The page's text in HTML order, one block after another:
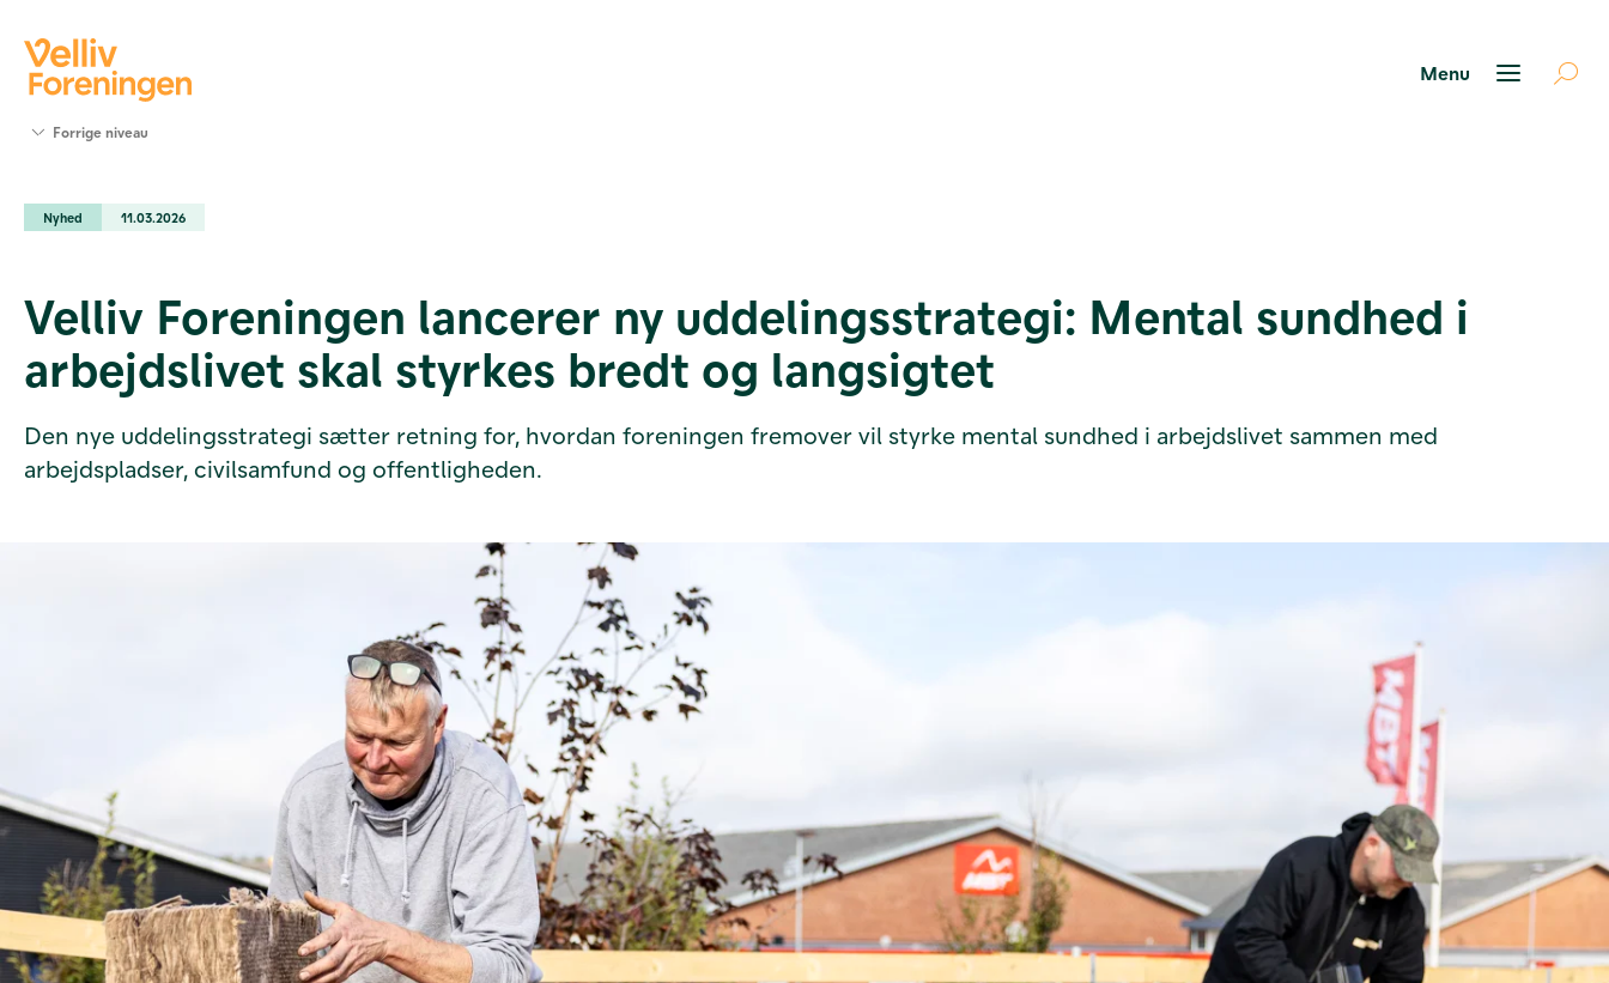
Værktøjer
Foreningen
Kontakt
os
Forrige niveau
Nyhed 11.03.2026
Velliv Foreningen lancerer ny uddelingsstrategi: Mental sundhed i
arbejdslivet skal styrkes bredt og langsigtet
Den nye uddelingsstrategi sætter retning for, hvordan foreningen fremover vil styrke mental sundhed i arbejdslivet sammen med
arbejdspladser, civilsamfund og offentligheden.